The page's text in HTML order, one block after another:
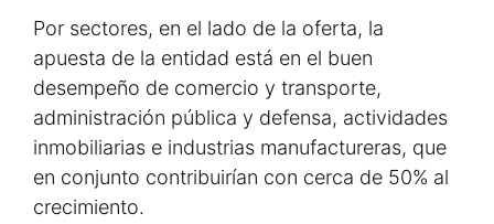
Por sectores, en el lado de la oferta, la
apuesta de la entidad está en el buen
desempeño de comercio y transporte,
administración pública y defensa, actividades
inmobiliarias e industrias manufactureras, que
en conjunto contribuirían con cerca de 50% al
crecimiento.